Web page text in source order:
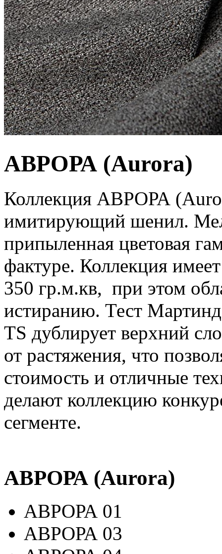
АВРОРА (Aurora)
Коллекция АВРОРА
имитирующий шенил.
припыленная цветовая
фактуре. Коллекция
350 гр.м.кв, при этом
истиранию. Тест
TS дублирует верхний
от растяжения, что
стоимость и отличные
делают коллекцию
сегменте.
АВРОРА (Aurora)
АВРОРА 01
АВРОРА 03